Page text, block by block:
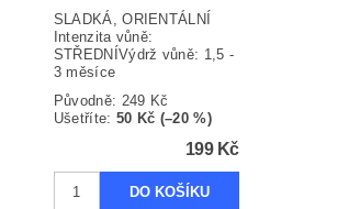
SLADKÁ, ORIENTÁLNÍ
Intenzita vůně:
STŘEDNÍVýdrž vůně: 1,5 -
3 měsíce
Původně: 249 Kč
Ušetříte: 50 Kč (–20 %)
199 Kč